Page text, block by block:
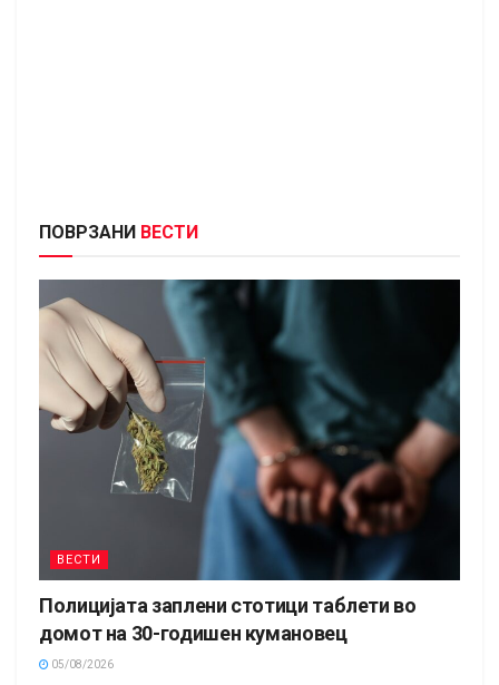
ПОВРЗАНИ ВЕСТИ
ВЕСТИ
Полицијата заплени стотици таблети во
домот на 30-годишен кумановец
05/08/2026